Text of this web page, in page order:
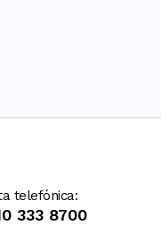
telefónica:
333 8700